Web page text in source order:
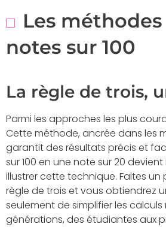
Les
notes sur 100
La règle de trois,
Parmi les approches les plus
Cette méthode, ancrée dans les
garantit des résultats précis et
sur 100 en une note sur 20
illustrer cette technique. Faites un
règle de trois et vous obtiendrez
seulement de simplifier les
générations, des étudiantes aux